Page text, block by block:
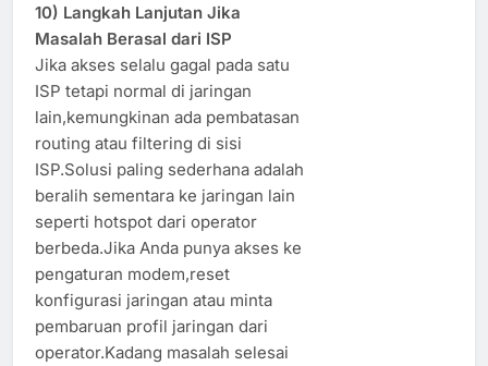
10) Langkah Lanjutan Jika
Masalah Berasal dari ISP
Jika akses selalu gagal pada satu
ISP tetapi normal di jaringan
lain,kemungkinan ada pembatasan
routing atau filtering di sisi
ISP.Solusi paling sederhana adalah
beralih sementara ke jaringan lain
seperti hotspot dari operator
berbeda.Jika Anda punya akses ke
pengaturan modem,reset
konfigurasi jaringan atau minta
pembaruan profil jaringan dari
operator.Kadang masalah selesai